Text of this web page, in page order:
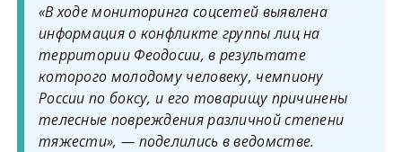
«В ходе мониторинга соцсетей выявлена
информация о конфликте группы лиц на
территории Феодосии, в результате
которого молодому человеку, чемпиону
России по боксу, и его товарищу причинены
телесные повреждения различной степени
тяжести», — поделились в ведомстве.